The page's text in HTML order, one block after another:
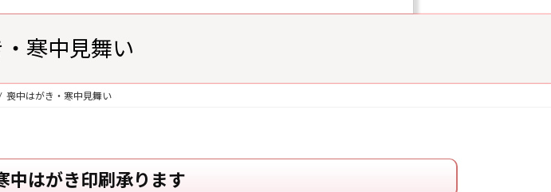
寒中見舞い
喪中はがき・寒中見舞い
中はがき印刷承ります